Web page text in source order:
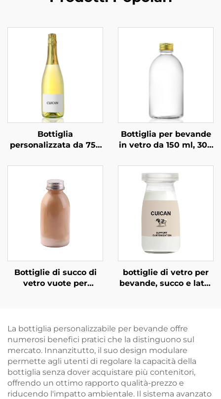
Bottiglia
personalizzata da 750
confezionamento
professionale di
vodka, superalcolici e
bevande in vetro
Bottiglia per bevande
in vetro da 150 ml, 300
personalizzata
Bottiglie di succo di
vetro vuote per
bottiglie di vetro per
bevande, succo e latte
La bottiglia personalizzabile per bevande offre
numerosi benefici pratici che la distinguono sul
mercato. Innanzitutto, il suo design modulare
permette agli utenti di regolare la capacità della
bottiglia senza dover acquistare più contenitori,
offrendo un ottimo rapporto qualità-prezzo e
riducendo l'impatto ambientale. Il sistema avanzato